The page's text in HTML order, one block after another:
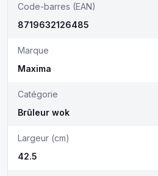
Code-barres (EAN)
8719632126485
Marque
Maxima
Catégorie
Brûleur wok
Largeur (cm)
42.5